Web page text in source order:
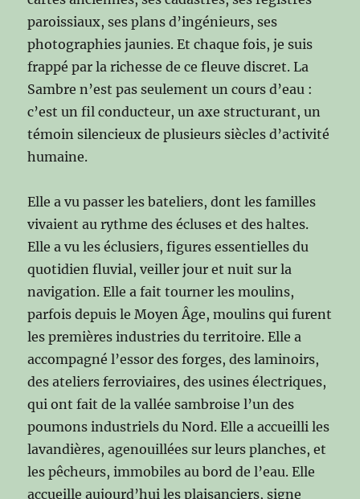
paroissiaux, ses plans d’ingénieurs, ses
photographies jaunies. Et chaque fois, je suis
frappé par la richesse de ce fleuve discret. La
Sambre n’est pas seulement un cours d’eau :
c’est un fil conducteur, un axe structurant, un
témoin silencieux de plusieurs siècles d’activité
humaine.
Elle a vu passer les bateliers, dont les familles
vivaient au rythme des écluses et des haltes.
Elle a vu les éclusiers, figures essentielles du
quotidien fluvial, veiller jour et nuit sur la
navigation. Elle a fait tourner les moulins,
parfois depuis le Moyen Âge, moulins qui furent
les premières industries du territoire. Elle a
accompagné l’essor des forges, des laminoirs,
des ateliers ferroviaires, des usines électriques,
qui ont fait de la vallée sambroise l’un des
poumons industriels du Nord. Elle a accueilli les
lavandières, agenouillées sur leurs planches, et
les pêcheurs, immobiles au bord de l’eau. Elle
accueille aujourd’hui les plaisanciers, signe